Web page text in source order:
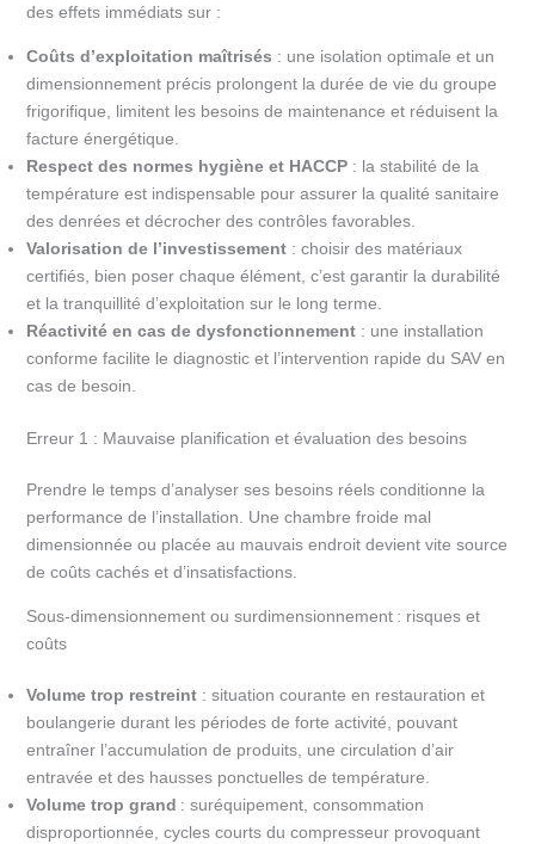
des effets immédiats sur :
Coûts d’exploitation maîtrisés : une isolation optimale et un
dimensionnement précis prolongent la durée de vie du groupe
frigorifique, limitent les besoins de maintenance et réduisent la
facture énergétique.
Respect des normes hygiène et HACCP: la stabilité de la
température est indispensable pour assurer la qualité sanitaire
des denrées et décrocher des contrôles favorables.
Valorisation de l’investissement: choisir des matériaux
certifiés, bien poser chaque élément, c’est garantir la durabilité
et la tranquillité d’exploitation sur le long terme.
Réactivité en cas de dysfonctionnement: une installation
conforme facilite le diagnostic et l’intervention rapide du SAV en
cas de besoin.
Erreur 1 : Mauvaise planification et évaluation des besoins
Prendre le temps d’analyser ses besoins réels conditionne la
performance de l’installation. Une chambre froide mal
dimensionnée ou placée au mauvais endroit devient vite source
de coûts cachés et d’insatisfactions.
Sous-dimensionnement ou surdimensionnement : risques et
coûts
Volume trop restreint: situation courante en restauration et
boulangerie durant les périodes de forte activité, pouvant
entraîner l’accumulation de produits, une circulation d’air
entravée et des hausses ponctuelles de température.
Volume trop grand : suréquipement, consommation
disproportionnée, cycles courts du compresseur provoquant